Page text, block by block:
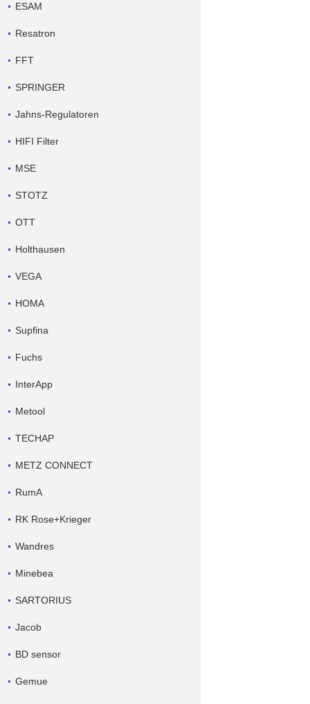
ESAM
Resatron
FFT
SPRINGER
Jahns-Regulatoren
HIFI Filter
MSE
STOTZ
OTT
Holthausen
VEGA
HOMA
Supfina
Fuchs
InterApp
Metool
TECHAP
METZ CONNECT
RumA
RK Rose+Krieger
Wandres
Minebea
SARTORIUS
Jacob
BD sensor
Gemue